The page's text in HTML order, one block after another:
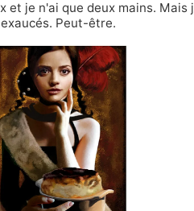
et je n'ai que deux mains.
Peut-être.